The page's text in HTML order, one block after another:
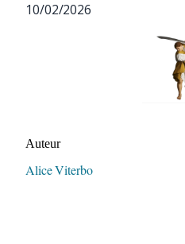
10/02/2026
Auteur
Alice Viterbo